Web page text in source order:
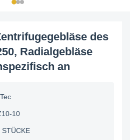
des
Radialgebläse
an
10
STÜCKE